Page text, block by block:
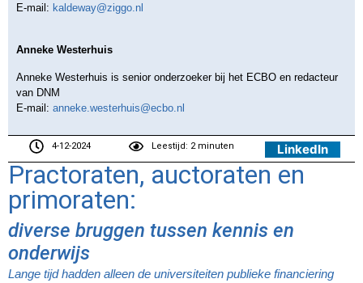
E-mail: kaldeway@ziggo.nl
Anneke Westerhuis
Anneke Westerhuis is senior onderzoeker bij het ECBO en redacteur
van DNM
E-mail: anneke.westerhuis@ecbo.nl
4-12-2024 Leestijd: 2 minuten LinkedIn
Practoraten, auctoraten en
primoraten:
diverse bruggen tussen kennis en
onderwijs
Lange tijd hadden alleen de universiteiten publieke financiering